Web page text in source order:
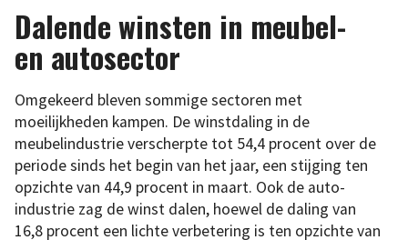
Dalende winsten in meubel-
en autosector
Omgekeerd bleven sommige sectoren met
moeilijkheden kampen. De winstdaling in de
meubelindustrie verscherpte tot 54,4 procent over de
periode sinds het begin van het jaar, een stijging ten
opzichte van 44,9 procent in maart. Ook de auto-
industrie zag de winst dalen, hoewel de daling van
16,8 procent een lichte verbetering is ten opzichte van